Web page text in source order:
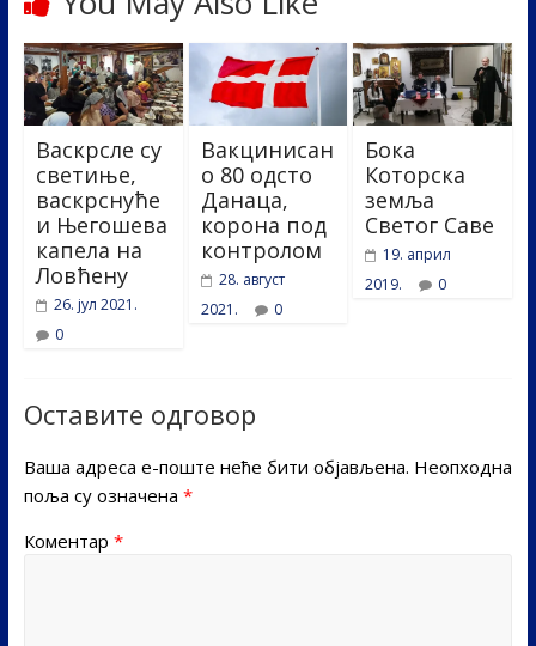
Васкрсле су
светиње,
васкрснуће
и Његошева
капела на
Ловћену
26. јул 2021.
0
Вакцинисан
о 80 одсто
Данаца,
корона под
контролом
28. август
2021.
0
Бока
Которска
земља
Светог Саве
19. април
2019.
0
Оставите одговор
Ваша адреса е-поште неће бити објављена. Неопходна
поља су означена *
Коментар *